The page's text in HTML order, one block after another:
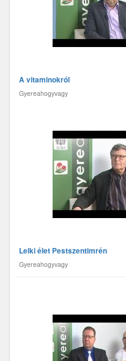
A vitaminokról
Gyereahogyvagy
Lelki élet Pestszentimrén
Gyereahogyvagy